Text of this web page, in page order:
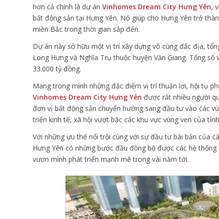
hơn cả chính là dự án Vinhomes Dream City Hưng Yên,
bất động sản tại Hưng Yên. Nó giúp cho Hưng Yên trở
miền Bắc trong thời gian sắp đến.
Dự án này sở hữu một vị trí xây dựng vô cùng đắc địa,
Long Hưng và Nghĩa Trụ thuộc huyện Văn Giang. Tổng
33.000 tỷ đồng.
Mang trong mình những đặc điểm vị trí thuận lợi, hội tụ
Vinhomes Dream City Hưng Yên được rất nhiều người
đơn vị bất động sản chuyển hướng sang đầu tư vào các
triển kinh tế, xã hội vượt bậc các khu vực vùng ven của
Với những ưu thế nổi trội cùng với sự đầu tư bài bản của
Hưng Yên có những bước đầu đồng bộ được các hệ
vươn mình phát triển mạnh mẽ trong vài năm tới.